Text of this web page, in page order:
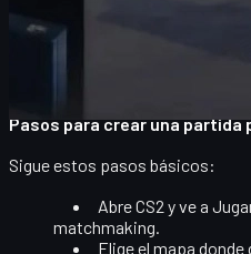
Cómo crear y configurar un
Pasos para crear una partida
Sigue estos pasos básicos:
Abre CS2 y ve a
matchmaking.
Elige el mapa donde